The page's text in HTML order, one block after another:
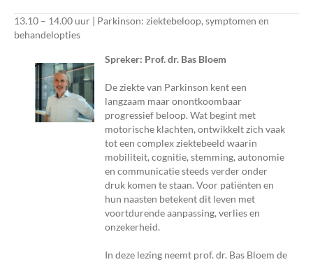
13.10 – 14.00 uur | Parkinson: ziektebeloop, symptomen en
behandelopties
Spreker: Prof. dr. Bas Bloem
De ziekte van Parkinson kent een
langzaam maar onontkoombaar
progressief beloop. Wat begint met
motorische klachten, ontwikkelt zich vaak
tot een complex ziektebeeld waarin
mobiliteit, cognitie, stemming, autonomie
en communicatie steeds verder onder
druk komen te staan. Voor patiënten en
hun naasten betekent dit leven met
voortdurende aanpassing, verlies en
onzekerheid.
In deze lezing neemt prof. dr. Bas Bloem de